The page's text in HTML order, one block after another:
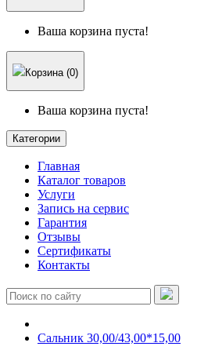
Ваша корзина пуста!
Корзина (0)
Ваша корзина пуста!
Категории
Главная
Каталог товаров
Услуги
Запись на сервис
Гарантия
Отзывы
Сертификаты
Контакты
Сальник 30,00/43,00*15,00